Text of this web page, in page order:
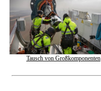
Tausch von Großkomponenten